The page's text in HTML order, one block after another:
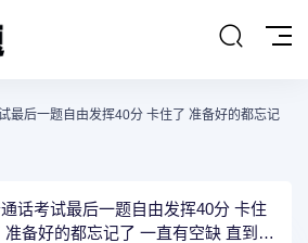
最后一题自由发挥40分 卡住了 准备好的都忘记
话考试最后一题自由发挥40分 卡住
准备好的都忘记了 一直有空缺 直到结